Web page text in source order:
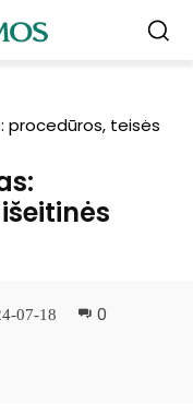
procedūros, teisės
07-18 0